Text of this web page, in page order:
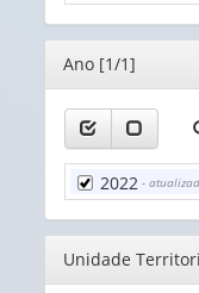
Editor
Ano [1/1]
2022 -
Editor
Unidade